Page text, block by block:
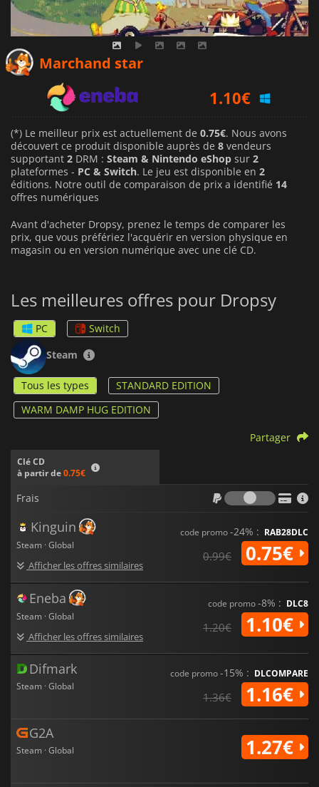
Marchand star
1.10€
1.16€
(*) Le meilleur prix est actuellement de 0.75€. Nous avons
découvert ce produit disponible auprès de 8 vendeurs
supportant 2 DRM : Steam & Nintendo eShop sur 2
plateformes - PC & Switch. Le jeu est disponible en 2
éditions. Notre outil de comparaison de prix a identifié 14
offres numériques
Avant d'acheter Dropsy, prenez le temps de comparer les
prix, que vous préfériez l'acquérir en version physique en
magasin ou en version numérique avec une clé CD.
Les meilleures offres pour Dropsy
PC
Switch
Steam
Tous les types
STANDARD EDITION
WARM DAMP HUG EDITION
Clé CD
à partir de0.75€
Partager
Frais
Frais
Kinguin
Steam · Global
Afficher les offres similaires
code promo-24% : RAB28DLC
0.99€ 0.75€
Eneba
Steam · Global
Afficher les offres similaires
code promo-8% : DLC8
1.20€ 1.10€
Difmark
Steam · Global
code promo-15% : DLCOMPARE
1.36€ 1.16€
G2A
Steam · Global 1.27€